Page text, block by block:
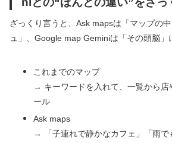
ざっくり言うと、Ask mapsは「マップの
ュ」、Google map Geminiは「その頭脳」
これまでのマップ
→ キーワードを入れて、一覧から店
ール
Ask maps
→ 「子連れで静かなカフェ」「雨で